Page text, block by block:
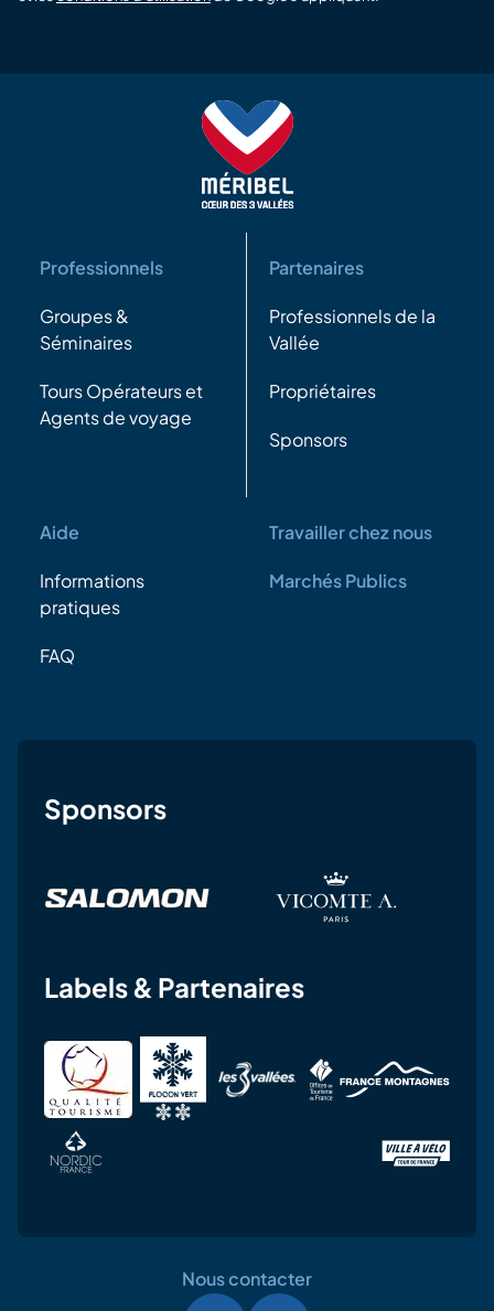
Professionnels
Groupes &
Séminaires
Tours Opérateurs et
Agents de voyage
Partenaires
Professionnels de la
Vallée
Propriétaires
Sponsors
Aide
Informations
pratiques
FAQ
Travailler chez nous
Marchés Publics
Sponsors
Labels & Partenaires
Nous contacter